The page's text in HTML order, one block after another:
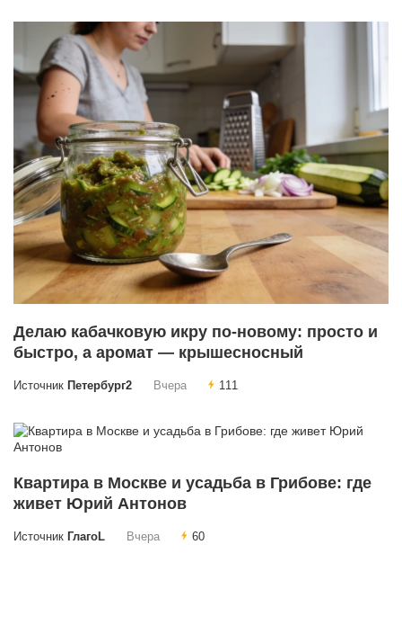
Делаю кабачковую икру по-новому: просто и
быстро, а аромат — крышесносный
Источник Петербург2 Вчера 111
Квартира в Москве и усадьба в Грибове: где
живет Юрий Антонов
Источник ГлагоL Вчера 60